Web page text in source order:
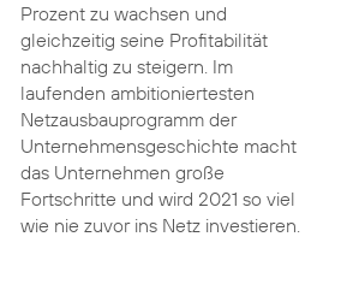
Prozent zu wachsen und
gleichzeitig seine Profitabilität
nachhaltig zu steigern. Im
laufenden ambitioniertesten
Netzausbauprogramm der
Unternehmensgeschichte macht
das Unternehmen große
Fortschritte und wird 2021 so viel
wie nie zuvor ins Netz investieren.